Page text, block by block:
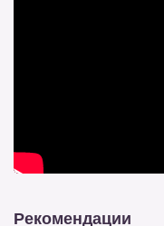
Рекомендации